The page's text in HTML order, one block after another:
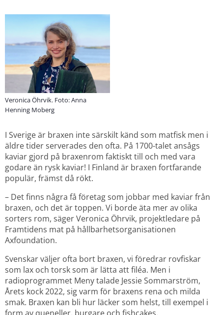
Veronica Öhrvik. Foto: Anna
Henning Moberg
I Sverige är braxen inte särskilt känd som matfisk men i
äldre tider serverades den ofta. På 1700-talet ansågs
kaviar gjord på braxenrom faktiskt till och med vara
godare än rysk kaviar! I Finland är braxen fortfarande
populär, främst då rökt.
– Det finns några få företag som jobbar med kaviar från
braxen, och det är toppen. Vi borde äta mer av olika
sorters rom, säger Veronica Öhrvik, projektledare på
Framtidens mat på hållbarhetsorganisationen
Axfoundation.
Svenskar väljer ofta bort braxen, vi föredrar rovfiskar
som lax och torsk som är lätta att filéa. Men i
radioprogrammet Meny talade Jessie Sommarström,
Årets kock 2022, sig varm för braxens rena och milda
smak. Braxen kan bli hur läcker som helst, till exempel i